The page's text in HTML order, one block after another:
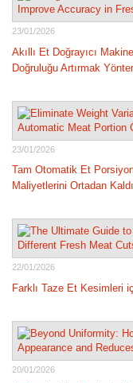
23/01/2026
Akıllı Et Doğrayıcı
Doğruluğu Artırmak
23/01/2026
Tam Otomatik Et
Maliyetlerini Ortadan
22/01/2026
Farklı Taze Et Kesimleri
20/01/2026